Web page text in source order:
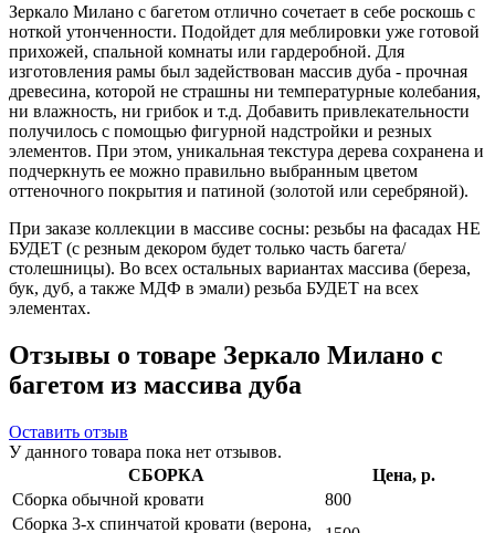
Зеркало Милано с багетом отлично сочетает в себе роскошь с
ноткой утонченности. Подойдет для меблировки уже готовой
прихожей, спальной комнаты или гардеробной. Для
изготовления рамы был задействован массив дуба - прочная
древесина, которой не страшны ни температурные колебания,
ни влажность, ни грибок и т.д. Добавить привлекательности
получилось с помощью фигурной надстройки и резных
элементов. При этом, уникальная текстура дерева сохранена и
подчеркнуть ее можно правильно выбранным цветом
оттеночного покрытия и патиной (золотой или серебряной).
При заказе коллекции в массиве сосны: резьбы на фасадах НЕ
БУДЕТ (с резным декором будет только часть багета/
столешницы). Во всех остальных вариантах массива (береза,
бук, дуб, а также МДФ в эмали) резьба БУДЕТ на всех
элементах.
Отзывы о товаре Зеркало Милано с
багетом из массива дуба
Оставить отзыв
У данного товара пока нет отзывов.
СБОРКА
Цена, р.
Сборка обычной кровати
800
Сборка 3-х спинчатой кровати (верона,